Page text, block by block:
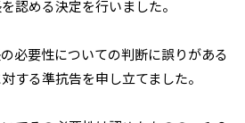
認める決定を行いました。
必要性についての判断に誤りがある
する準抗告を申し立てました。